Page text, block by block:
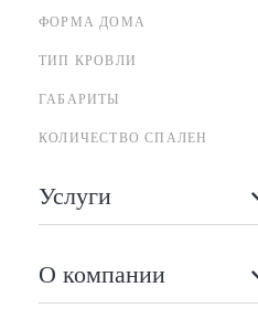
ФОРМА ДОМА
ТИП КРОВЛИ
ГАБАРИТЫ
КОЛИЧЕСТВО СПАЛЕН
Услуги
О компании